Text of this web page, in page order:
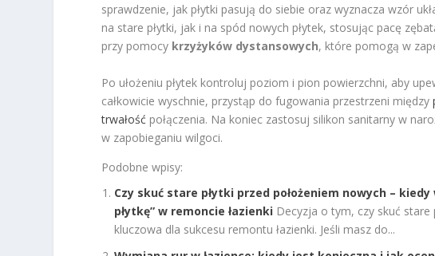
sprawdzenie, jak płytki pasują do siebie oraz wyznacza wzór
na stare płytki, jak i na spód nowych płytek, stosując pacę
przy pomocy krzyżyków dystansowych, które pomogą w
Po ułożeniu płytek kontroluj poziom i pion powierzchni, aby
całkowicie wyschnie, przystąp do fugowania przestrzeni między
trwałość połączenia. Na koniec zastosuj silikon sanitarny w
w zapobieganiu wilgoci.
Podobne wpisy:
Czy skuć stare płytki przed położeniem nowych –
płytkę” w remoncie łazienki Decyzja o tym, czy skuć stare
kluczowa dla sukcesu remontu łazienki. Jeśli masz do...